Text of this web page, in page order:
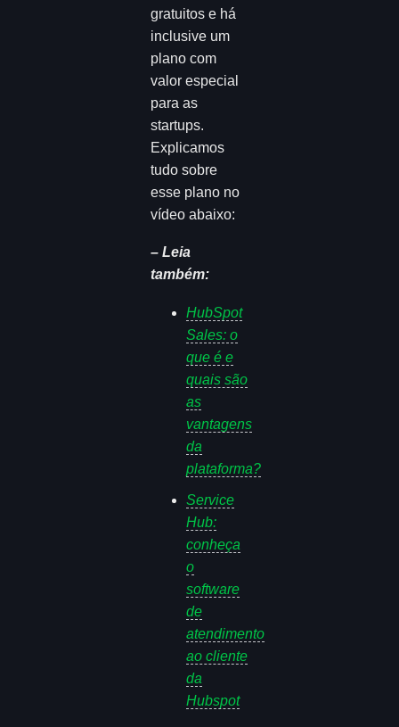
gratuitos e há
inclusive um
plano com
valor especial
para as
startups.
Explicamos
tudo sobre
esse plano no
vídeo abaixo:
– Leia
também:
HubSpot
Sales: o
que é e
quais são
as
vantagens
da
plataforma?
Service
Hub:
conheça
o
software
de
atendimento
ao cliente
da
Hubspot